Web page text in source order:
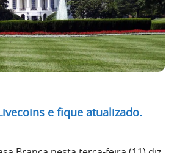
e fique atualizado.